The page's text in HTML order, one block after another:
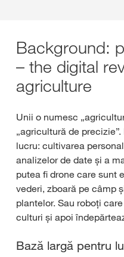
Background:
– the digital
agriculture
Unii o numesc
„agricultură de
lucru: cultivarea
analizelor de date și a
putea fi drone care sunt
vederi, zboară pe câmp
plantelor. Sau roboți
culturi și apoi
Bază largă pentru